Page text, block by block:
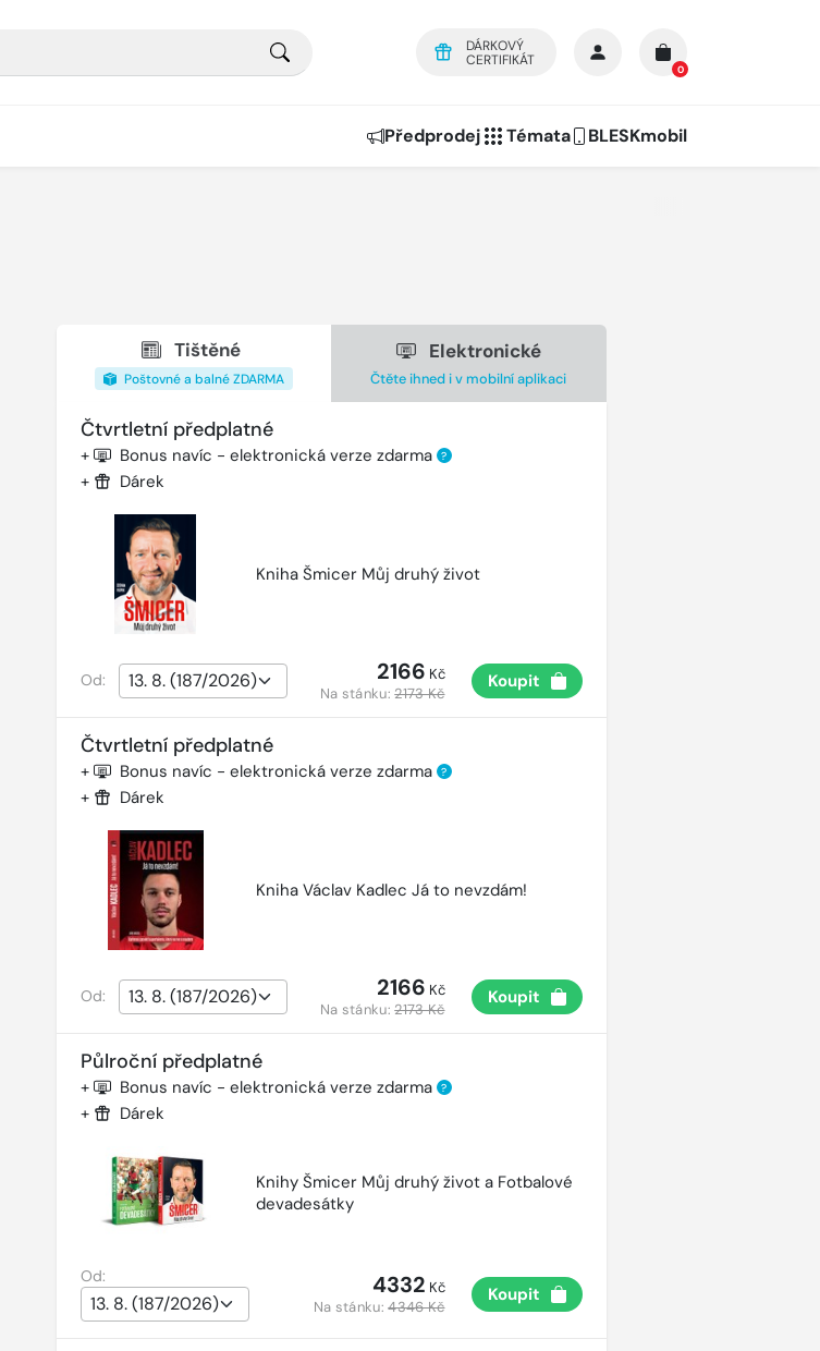
DÁRKOVÝ
CERTIFIKÁT
0
Předprodej Témata BLESKmobil
Tištěné
Poštovné a balné ZDARMA
Elektronické
Čtěte ihned i v mobilní aplikaci
Čtvrtletní předplatné
+ Bonus navíc - elektronická verze zdarma ?
+ Dárek
Kniha Šmicer Můj druhý život
Od: 2166 Kč
Na stánku:2173 Kč
Koupit
Čtvrtletní předplatné
+ Bonus navíc - elektronická verze zdarma ?
+ Dárek
Kniha Václav Kadlec Já to nevzdám!
Od: 2166 Kč
Na stánku:2173 Kč
Koupit
Půlroční předplatné
+ Bonus navíc - elektronická verze zdarma ?
+ Dárek
Knihy Šmicer Můj druhý život a Fotbalové
devadesátky
Od: 4332 Kč
Na stánku:4346 Kč
Koupit